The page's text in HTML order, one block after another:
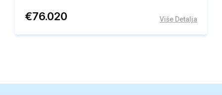
€76.020 Više Detalja